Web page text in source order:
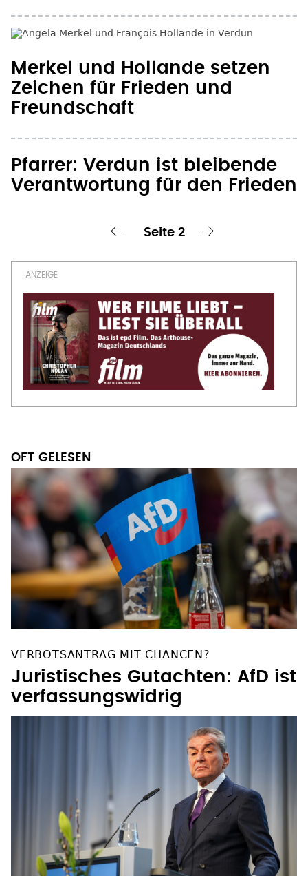
Pfarrer: Verdun ist bleibende
Verantwortung für den Frieden
‹ vorherige Seite Seite 2
Seite nächste Seite ›
OFT GELESEN
VERBOTSANTRAG MIT CHANCEN?
Juristisches Gutachten: AfD ist
verfassungswidrig
ABSAGE VON FRIEDMAN-AUFTRITT
Knobloch und Spaenle
kritisieren Festspielleitung